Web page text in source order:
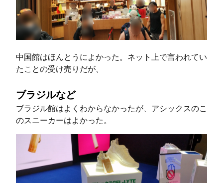
中国館はほんとうによかった。ネット上で言われてい
たことの受け売りだが、
ブラジルなど
ブラジル館はよくわからなかったが、アシックスのこ
のスニーカーはよかった。